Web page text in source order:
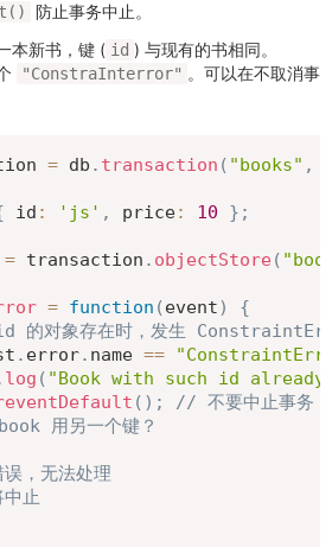
防止事务中止。
本新书，键 ( id ) 与现有的书相同。
"ConstraInterror" 。可以在不取消事
= db . transaction ( "books" ,
id : 'js' , price: 10 } ;
= transaction . objectStore (
= function (event)
{
的对象存在时，发生
. error. name ==
log ( "Book with such id
( ) ;
// 不要中止事务
用另一个键？
，无法处理
止